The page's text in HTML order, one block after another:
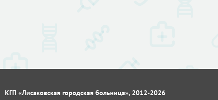
КГП «Лисаковская городская больница», 2012-2026